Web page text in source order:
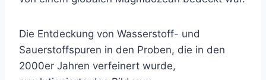
Die Entdeckung von Wasserstoff- und
Sauerstoffspuren in den Proben, die in den
2000er Jahren verfeinert wurde,